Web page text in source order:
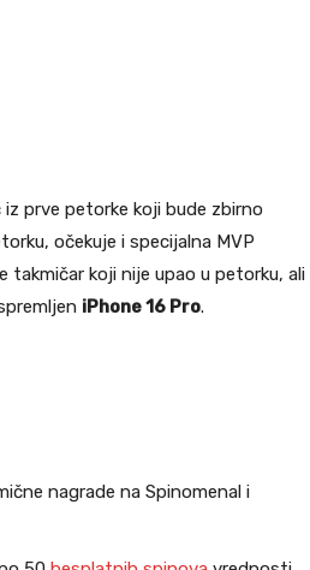
prve petorke koji bude zbirno
očekuje i specijalna MVP
takmičar koji nije upao u petorku, ali
iPhone 16 Pro.
nagrade na Spinomenal i